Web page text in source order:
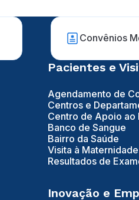
Convênios
Pacientes e
Agendamento de
Centros e
Centro de Apoio ao
Banco de Sangue
Bairro da Saúde
Visita à Maternidade
Resultados de
Inovação e